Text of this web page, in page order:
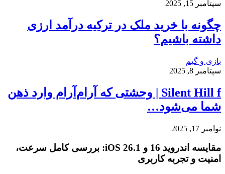
سپتامبر 15, 2025
چگونه با خرید ملک در ترکیه درآمد ارزی
داشته باشیم؟
بازی و گیم
سپتامبر 8, 2025
Silent Hill f | وحشتی که آرام‌آرام وارد ذهن
شما می‌شود…
نوامبر 17, 2025
مقایسه اندروید 16 و iOS 26.1: بررسی کامل سرعت،
امنیت و تجربه کاربری